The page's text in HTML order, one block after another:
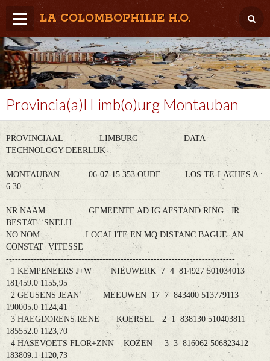
LA COLOMBOPHILIE H.O.
Home
Météo / Het weer
Lâcher / Los
Result. clubs, Provincial, (Inter)National
RFCB / KBDB
Provincia(a)l Limb(o)urg Montauban
PROVINCIAAL LIMBURG DATA
TECHNOLOGY-DEERLIJK
----------------------------------------------------------------------------
MONTAUBAN 06-07-15 353 OUDE LOS TE-LACHES A :
6.30
----------------------------------------------------------------------------
NR NAAM GEMEENTE AD IG AFSTAND RING JR
BESTAT SNELH.
NO NOM LOCALITE EN MQ DISTANC BAGUE AN
CONSTAT VITESSE
----------------------------------------------------------------------------
1 KEMPENEERS J+W NIEUWERK 7 4 814927 501034013
181459.0 1155,95
2 GEUSENS JEAN MEEUWEN 17 7 843400 513779113
190005.0 1124,41
3 HAEGDORENS RENE KOERSEL 2 1 838130 510403811
185552.0 1123,70
4 HASEVOETS FLOR+ZNN KOZEN 3 3 816062 506823412
183809.1 1120,73